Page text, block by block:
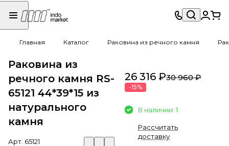
Главная Каталог Раковина из речного камня
Раковина из
речного камня RS-
65121 44*39*15 из
натурального
камня
Арт. 65121
26 316 ₽30 960 ₽
-15%
В наличии: 1
Рассчитать
доставку